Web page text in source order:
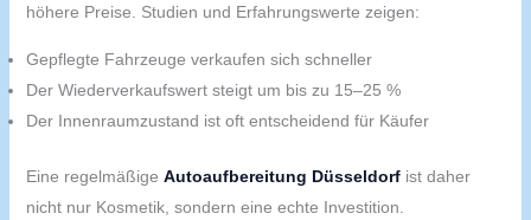
höhere Preise. Studien und Erfahrungswerte zeigen:
Gepflegte Fahrzeuge verkaufen sich schneller
Der Wiederverkaufswert steigt um bis zu 15–25 %
Der Innenraumzustand ist oft entscheidend für Käufer
Eine regelmäßige Autoaufbereitung Düsseldorfist daher
nicht nur Kosmetik, sondern eine echte Investition.